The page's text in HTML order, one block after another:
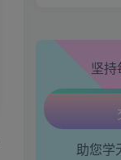
坚
助您学